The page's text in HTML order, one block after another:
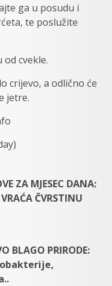
ga u posudu i
te poslužite
cvekle.
crijevo, a odlično će
jetre.
ZA MJESEC DANA:
ČVRSTINU
BLAGO PRIRODE: